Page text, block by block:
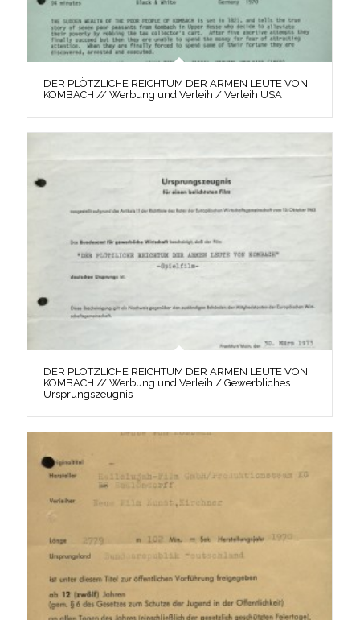
DER PLÖTZLICHE REICHTUM DER ARMEN LEUTE VON
KOMBACH // Werbung und Verleih / Verleih USA
DER PLÖTZLICHE REICHTUM DER ARMEN LEUTE VON
KOMBACH // Werbung und Verleih / Gewerbliches
Ursprungszeugnis